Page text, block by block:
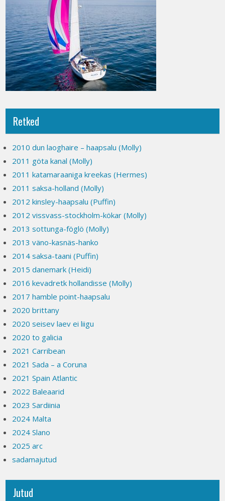
Retked
2010 dun laoghaire – haapsalu (Molly)
2011 göta kanal (Molly)
2011 katamaraaniga kreekas (Hermes)
2011 saksa-holland (Molly)
2012 kinsley-haapsalu (Puffin)
2012 vissvass-stockholm-kökar (Molly)
2013 sottunga-föglö (Molly)
2013 väno-kasnäs-hanko
2014 saksa-taani (Puffin)
2015 danemark (Heidi)
2016 kevadretk hollandisse (Molly)
2017 hamble point-haapsalu
2020 brittany
2020 seisev laev ei liigu
2020 to galicia
2021 Carribean
2021 Sada – a Coruna
2021 Spain Atlantic
2022 Baleaarid
2023 Sardiinia
2024 Malta
2024 Slano
2025 arc
sadamajutud
Jutud